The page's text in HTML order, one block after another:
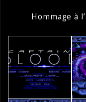
Hommage à